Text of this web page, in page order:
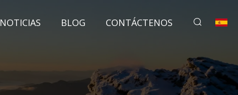
NOTICIAS BLOG CONTÁCTENOS